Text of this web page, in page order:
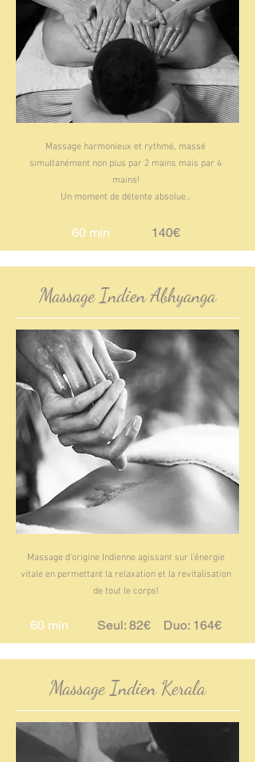
Massage harmonieux et rythmé, massé
simultanément non plus par 2 mains mais par 4
mains!
Un moment de détente absolue..
60 min 140€
Massage Indien Abhyanga
Massage d'origine Indienne agissant sur l'énergie
vitale en permettant la relaxation et la revitalisation
de tout le corps!
60 min Seul: 82€ Duo: 164€
Massage Indien Kerala